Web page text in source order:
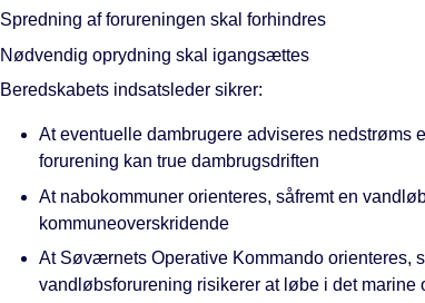
Spredning af forureningen skal forhindres
Nødvendig oprydning skal igangsættes
Beredskabets indsatsleder sikrer:
At eventuelle dambrugere adviseres nedstrøms
forurening kan true dambrugsdriften
At nabokommuner orienteres, såfremt en
kommuneoverskridende
At Søværnets Operative Kommando orienteres,
vandløbsforurening risikerer at løbe i det marine